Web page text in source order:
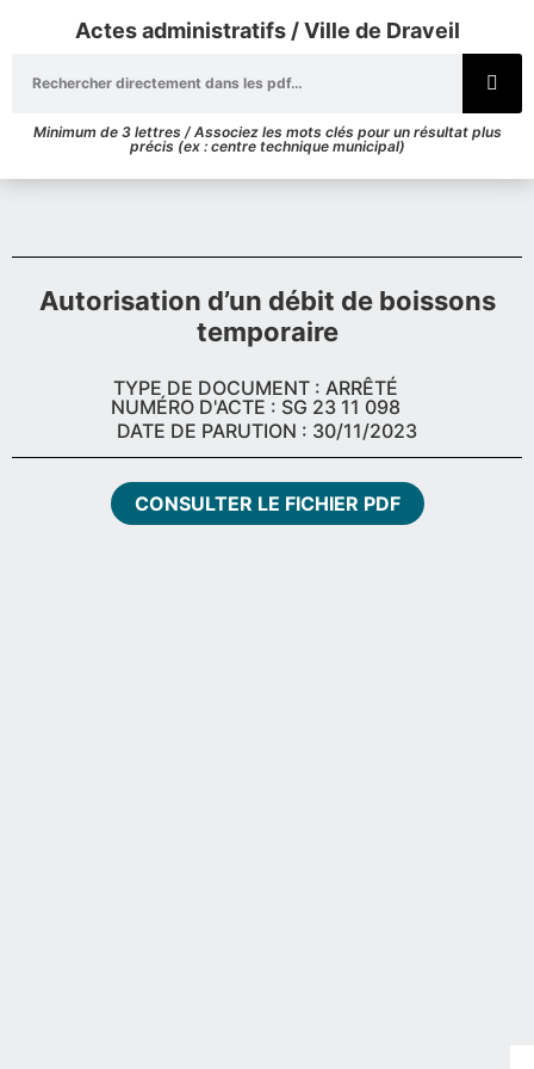
Actes administratifs / Ville de Draveil
Minimum de 3 lettres / Associez les mots clés pour un résultat plus
précis (ex : centre technique municipal)
Autorisation d’un débit de boissons
temporaire
TYPE DE DOCUMENT : ARRÊTÉ
NUMÉRO D'ACTE : SG 23 11 098
DATE DE PARUTION : 30/11/2023
CONSULTER LE FICHIER PDF